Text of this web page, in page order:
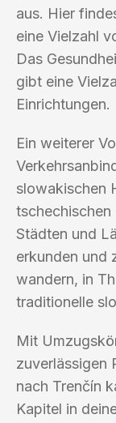
aus. Hier
eine Vielzahl
Das
gibt eine
Einrichtungen.
Ein weiterer
slowakischen
tschechischen
Städten und
erkunden und
wandern, in
traditionelle
Mit
zuverlässigen
nach Trenčín
Kapitel in